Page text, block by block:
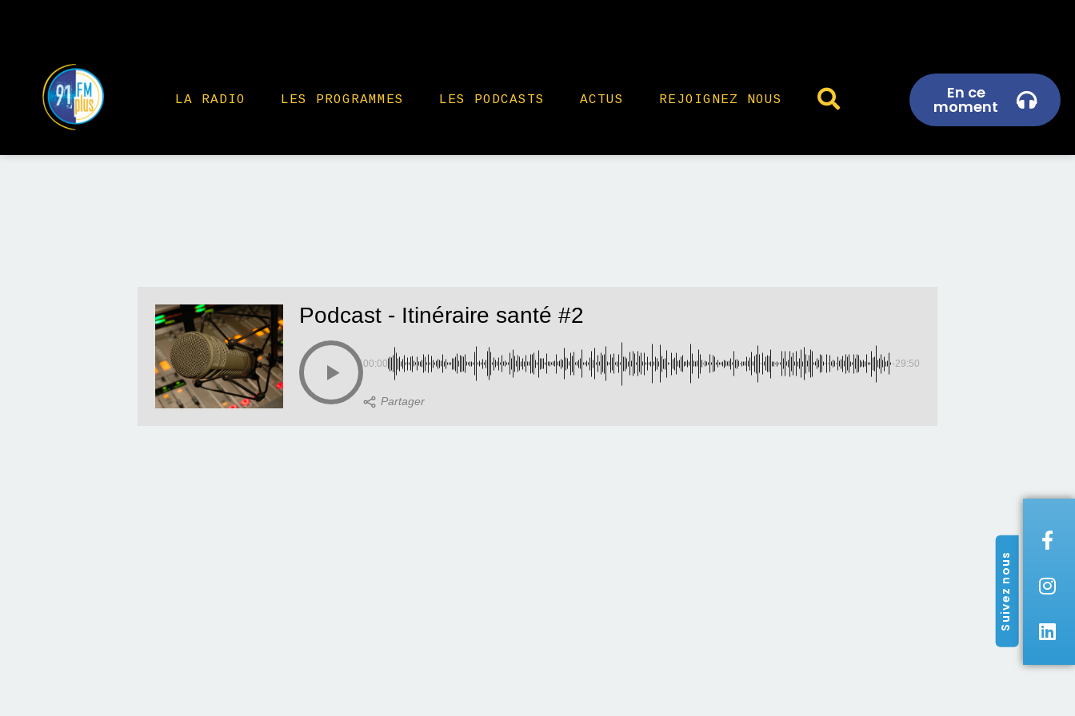
LA RADIO LES PROGRAMMES LES PODCASTS ACTUS REJOIGNEZ NOUS En ce
moment
Suivez nous
Podcast - Itinéraire santé #2
00:00 -29:50